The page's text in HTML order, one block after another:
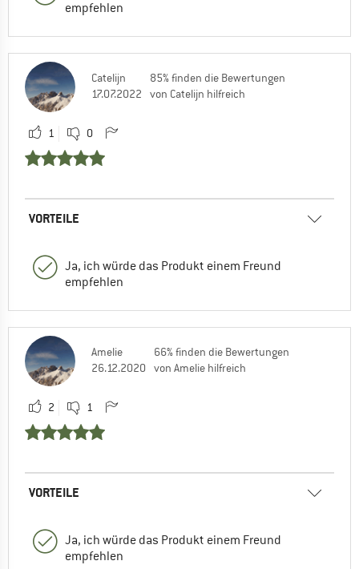
empfehlen
Catelijn
17.07.2022
85% finden die Bewertungen
von Catelijn hilfreich
1 0
VORTEILE
Ja, ich würde das Produkt einem Freund
empfehlen
Amelie
26.12.2020
66% finden die Bewertungen
von Amelie hilfreich
2 1
VORTEILE
Ja, ich würde das Produkt einem Freund
empfehlen